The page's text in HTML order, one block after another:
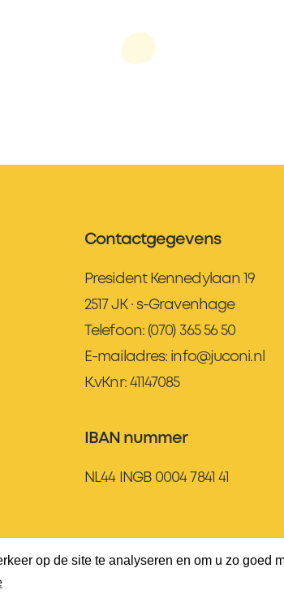
op de site te analyseren en om u zo goed
Contactgegevens
President Kennedylaan 19
2517 JK · s-Gravenhage
Telefoon: (070) 365 56 50
E-mailadres: info@juconi.nl
K.vKnr: 41147085
IBAN nummer
NL44 INGB 0004 7841 41